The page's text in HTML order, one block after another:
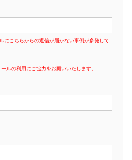
にこちらからの返信が届かない事例が多発して
ルの利用にご協力をお願いいたします。